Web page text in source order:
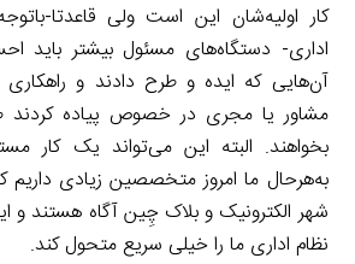
کار اولیه‌شان این است ولی قاعدتا-
اداری- دستگاه‌های مسئول بیشتر باید
آن‌هایی که ایده و طرح دادند و راهکاری
مشاور یا مجری در خصوص پیاده
بخواهند. البته این می‌تواند یک کار
به‌هرحال ما امروز متخصصین زیادی
شهر الکترونیک و بلاک چِین آگاه هستند و
نظام اداری ما را خیلی سریع متحول کند.